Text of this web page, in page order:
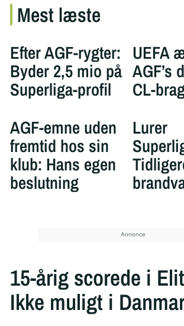
Mest læste
Efter AGF-rygter:
Byder 2,5 mio på
Superliga-profil
UEFA
AGF’s
CL-
AGF-emne uden
fremtid hos sin
klub: Hans egen
beslutning
Lurer
15-årig scorede i
Ikke muligt i